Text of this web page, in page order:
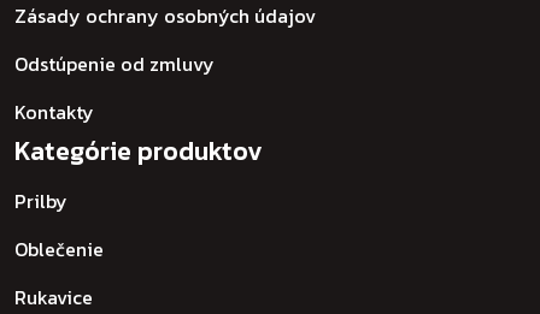
Zásady ochrany osobných údajov
Odstúpenie od zmluvy
Kontakty
Kategórie produktov
Prilby
Oblečenie
Rukavice